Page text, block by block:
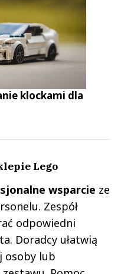
klockami dla
Lego
wsparcie ze
Zespół
odpowiedni
Doradcy ułatwią
osoby lub